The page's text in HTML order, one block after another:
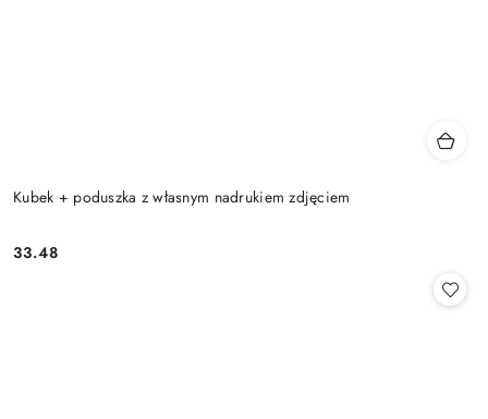
Kubek + poduszka z własnym nadrukiem zdjęciem
Cena:
33.48